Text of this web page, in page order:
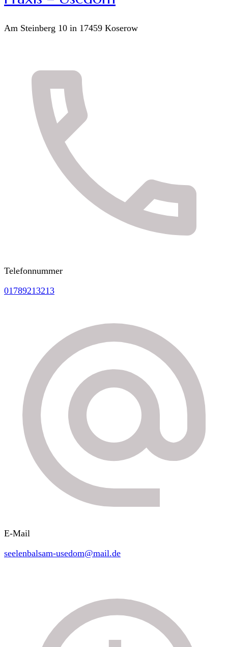
Am Steinberg 10 in 17459 Koserow
Telefonnummer
01789213213
E-Mail
seelenbalsam-usedom@mail.de